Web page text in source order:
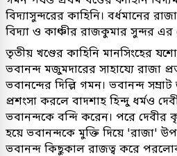
বিদ্যাসুন্দরের কাহিনি। বর্ধমানের
বিদ্যা ও কাঞ্চীর রাজকুমার সুন্দর এর
তৃতীয় খণ্ডের কাহিনি মানসিংহের
ভবানন্দ মজুমদারের সাহায্যে রাজা
ভবানন্দের দিল্লি গমন। ভবানন্দ
প্রশংসা করলে বাদশাহ হিন্দু ধর্মও
ভবানন্দকে বন্দি করেন। পরে দেবীর
হয়ে ভবানন্দকে মুক্তি দিয়ে 'রাজা'
ভবানন্দ কিছুকাল রাজত্ব করে